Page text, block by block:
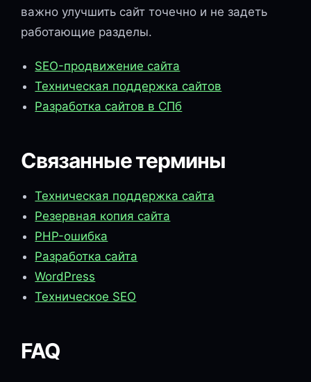
важно улучшить сайт точечно и не задеть
работающие разделы.
SEO-продвижение сайта
Техническая поддержка сайтов
Разработка сайтов в СПб
Связанные термины
Техническая поддержка сайта
Резервная копия сайта
PHP-ошибка
Разработка сайта
WordPress
Техническое SEO
FAQ